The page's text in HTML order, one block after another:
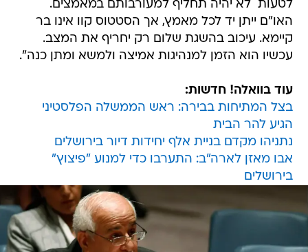
לטעות  לא יהיה תחליף למעורבותם במאמצים.
האו"ם ייתן יד לכל מאמץ, אך הסטטוס קוו אינו בר
קיימא. עיכוב בהשגת שלום רק יחריף את המצב.
עכשיו הוא הזמן למנהיגות אמיצה ולמשא ומתן כנה".
עוד בוואלה! חדשות:
בצל המתיחות בבירה: ראש הממשלה הפלסטיני
הגיע להר הבית
נתניהו מקדם בניית אלף יחידות דיור בירושלים
אבו מאזן לארה"ב: התערבו כדי למנוע "פיצוץ"
בירושלים